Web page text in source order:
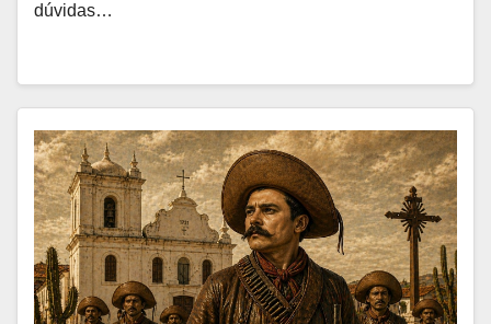
dúvidas…